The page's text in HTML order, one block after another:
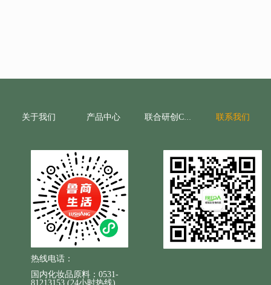
关于我们 产品中心 联合研创CRO 联系我们
热线电话：
国内化妆品原料：0531-
81213153 (24小时热线)